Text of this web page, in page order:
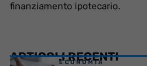
finanziamento ipotecario.
ARTICOLI RECENTI
ECONOMIA